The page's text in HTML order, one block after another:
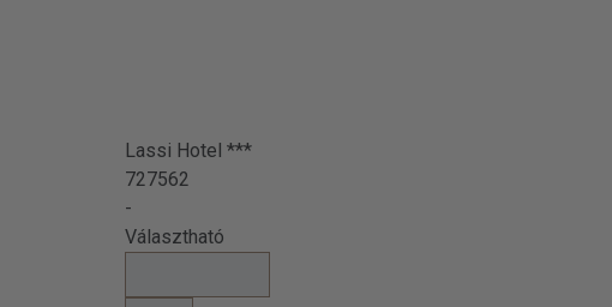
Lassi Hotel ***
727562
-
Választható